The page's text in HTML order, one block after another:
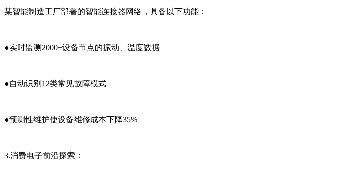
某智能制造工厂部署的智能连接器网络，具备以下功能：
●实时监测2000+设备节点的振动、温度数据
●自动识别12类常见故障模式
●预测性维护使设备维修成本下降35%
3.消费电子前沿探索 ：